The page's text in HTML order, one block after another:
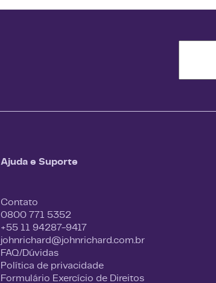
Ajuda e Suporte
Contato
0800 771 5352
+55 11 94287-9417
johnrichard@johnrichard.com.br
FAQ/Dúvidas
Política de privacidade
Formulário Exercício de Direitos